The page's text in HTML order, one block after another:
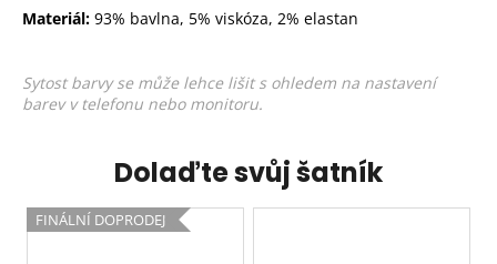
Materiál: 93% bavlna, 5% viskóza, 2% elastan
Sytost barvy se může lehce lišit s ohledem na nastavení
barev v telefonu nebo monitoru.
Dolaďte svůj šatník
FINÁLNÍ DOPRODEJ